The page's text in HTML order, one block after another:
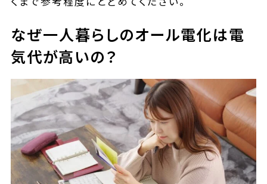
なぜ一人暮らしのオール電化は電
気代が高いの？